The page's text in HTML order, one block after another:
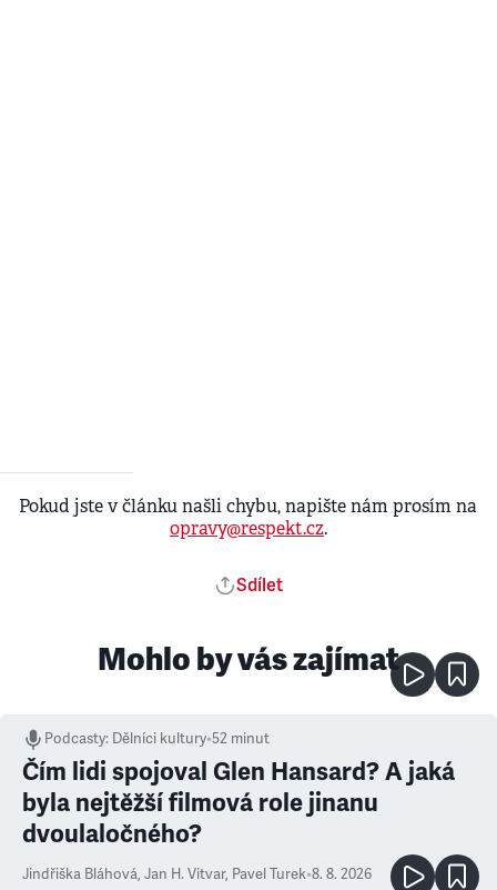
Pokud jste v článku našli chybu, napište nám prosím na
opravy@respekt.cz.
Sdílet
Mohlo by vás zajímat
Podcasty: Dělníci kultury•52 minut
Čím lidi spojoval Glen Hansard? A jaká
byla nejtěžší filmová role jinanu
dvoulaločného?
Jindřiška Bláhová, Jan H. Vitvar, Pavel Turek•8. 8. 2026